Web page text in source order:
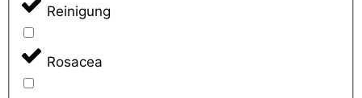
Reinigung
Rosacea